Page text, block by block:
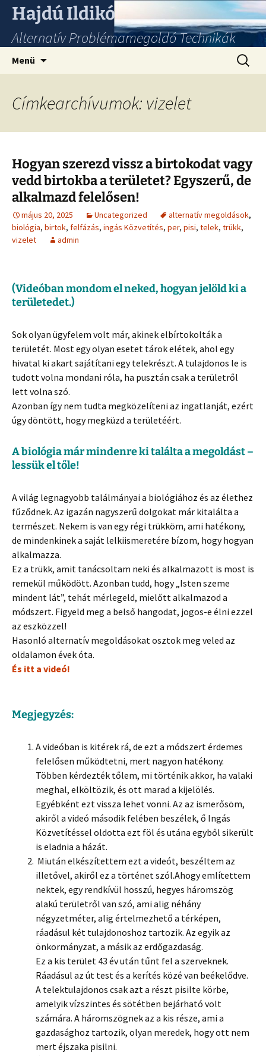
Hajdú Ildikó
Alternatív Problémamegoldó Technikák
Menü
Címkearchívumok: vizelet
Hogyan szerezd vissz a birtokodat vagy
vedd birtokba a területet? Egyszerű, de
alkalmazd felelősen!
május 20, 2025 Uncategorized alternatív megoldások,
biológia, birtok, felfázás, ingás Közvetítés, per, pisi, telek, trükk,
vizelet
admin
(Videóban mondom el neked, hogyan jelöld ki a
területedet.)
Sok olyan ügyfelem volt már, akinek elbírtokolták a
területét. Most egy olyan esetet tárok elétek, ahol egy
hivatal ki akart sajátítani egy telekrészt. A tulajdonos le is
tudott volna mondani róla, ha pusztán csak a területről
lett volna szó.
Azonban így nem tudta megközelíteni az ingatlanját, ezért
úgy döntött, hogy megküzd a területéért.
A biológia már mindenre ki találta a megoldást –
lessük el tőle!
A világ legnagyobb találmányai a biológiához és az élethez
fűződnek. Az igazán nagyszerű dolgokat már kitalálta a
természet. Nekem is van egy régi trükköm, ami hatékony,
de mindenkinek a saját lelkiismeretére bízom, hogy hogyan
alkalmazza.
Ez a trükk, amit tanácsoltam neki és alkalmazott is most is
remekül működött. Azonban tudd, hogy „Isten szeme
mindent lát”, tehát mérlegeld, mielőtt alkalmazod a
módszert. Figyeld meg a belső hangodat, jogos-e élni ezzel
az eszközzel!
Hasonló alternatív megoldásokat osztok meg veled az
oldalamon évek óta.
És itt a videó!
Megjegyzés:
A videóban is kitérek rá, de ezt a módszert érdemes
felelősen működtetni, mert nagyon hatékony.
Többen kérdezték tőlem, mi történik akkor, ha valaki
meghal, elköltözik, és ott marad a kijelölés.
Egyébként ezt vissza lehet vonni. Az az ismerősöm,
akiről a videó második felében beszélek, ő Ingás
Közvetítéssel oldotta ezt föl és utána egyből sikerült
is eladnia a házát.
Miután elkészítettem ezt a videót, beszéltem az
illetővel, akiről ez a történet szól.Ahogy említettem
nektek, egy rendkívül hosszú, hegyes háromszög
alakú területről van szó, ami alig néhány
négyzetméter, alig értelmezhető a térképen,
ráadásul két tulajdonoshoz tartozik. Az egyik az
önkormányzat, a másik az erdőgazdaság.
Ez a kis terület 43 év után tűnt fel a szerveknek.
Ráadásul az út test és a kerítés közé van beékelődve.
A telektulajdonos csak azt a részt pisilte körbe,
amelyik vízszintes és sötétben bejárható volt
számára. A háromszögnek az a kis része, ami a
gazdasághoz tartozik, olyan meredek, hogy ott nem
mert éjszaka pisilni.